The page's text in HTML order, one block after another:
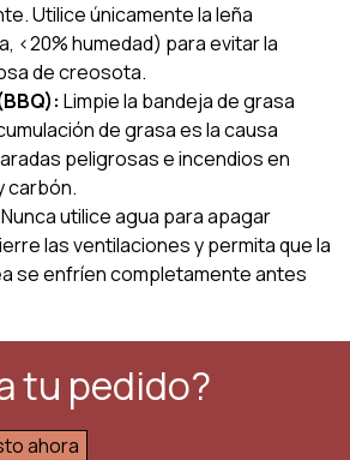
Utilice únicamente la leña
<20% humedad) para evitar la
de creosota.
Limpie la bandeja de grasa
de grasa es la causa
peligrosas e incendios en
carbón.
Nunca utilice agua para apagar
las ventilaciones y permita que la
se enfríen completamente antes
tu pedido?
ahora